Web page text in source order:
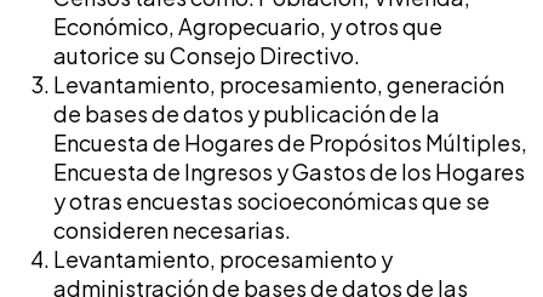
Económico, Agropecuario, y otros que
autorice su Consejo Directivo.
Levantamiento, procesamiento, generación
de bases de datos y publicación de la
Encuesta de Hogares de Propósitos Múltiples,
Encuesta de Ingresos y Gastos de los Hogares
y otras encuestas socioeconómicas que se
consideren necesarias.
Levantamiento, procesamiento y
administración de bases de datos de las